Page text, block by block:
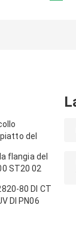
del
flangia del
ST20 02
80 DI СT
DI PN06